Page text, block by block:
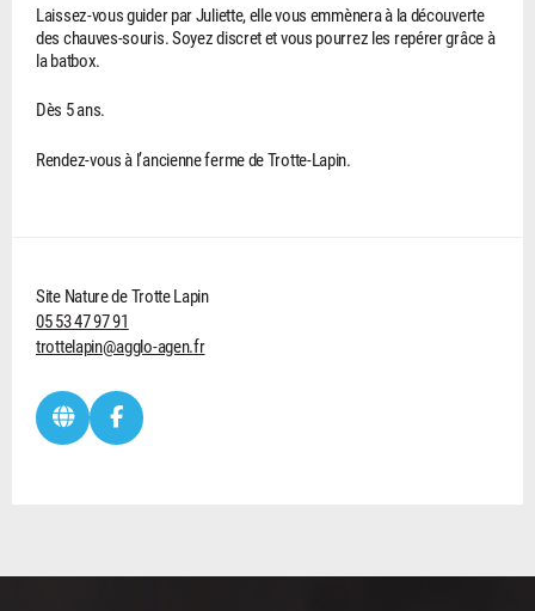
Laissez-vous guider par Juliette, elle vous emmènera à la découverte
des chauves-souris. Soyez discret et vous pourrez les repérer grâce à
la batbox.
Dès 5 ans.
Rendez-vous à l’ancienne ferme de Trotte-Lapin.
Site Nature de Trotte Lapin
05 53 47 97 91
trottelapin@agglo-agen.fr